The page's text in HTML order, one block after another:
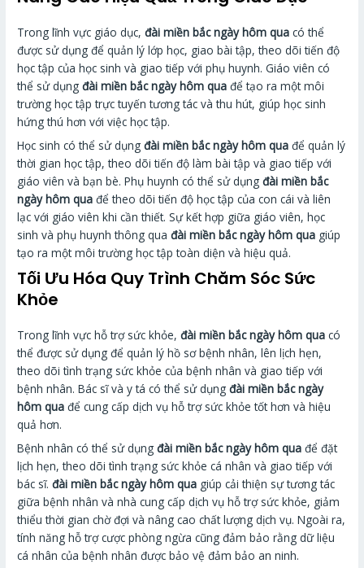
Trong lĩnh vực giáo dục,đài miền bắc ngày hôm qua có thể
được sử dụng để quản lý lớp học, giao bài tập, theo dõi tiến độ
học tập của học sinh và giao tiếp với phụ huynh. Giáo viên có
thể sử dụngđài miền bắc ngày hôm qua để tạo ra một môi
trường học tập trực tuyến tương tác và thu hút, giúp học sinh
hứng thú hơn với việc học tập.
Học sinh có thể sử dụngđài miền bắc ngày hôm qua để quản lý
thời gian học tập, theo dõi tiến độ làm bài tập và giao tiếp với
giáo viên và bạn bè. Phụ huynh có thể sử dụngđài miền bắc
ngày hôm qua để theo dõi tiến độ học tập của con cái và liên
lạc với giáo viên khi cần thiết. Sự kết hợp giữa giáo viên, học
sinh và phụ huynh thông quađài miền bắc ngày hôm qua giúp
tạo ra một môi trường học tập toàn diện và hiệu quả.
Tối Ưu Hóa Quy Trình Chăm Sóc Sức
Khỏe
Trong lĩnh vực hỗ trợ sức khỏe,đài miền bắc ngày hôm qua có
thể được sử dụng để quản lý hồ sơ bệnh nhân, lên lịch hẹn,
theo dõi tình trạng sức khỏe của bệnh nhân và giao tiếp với
bệnh nhân. Bác sĩ và y tá có thể sử dụngđài miền bắc ngày
hôm qua để cung cấp dịch vụ hỗ trợ sức khỏe tốt hơn và hiệu
quả hơn.
Bệnh nhân có thể sử dụngđài miền bắc ngày hôm qua để đặt
lịch hẹn, theo dõi tình trạng sức khỏe cá nhân và giao tiếp với
bác sĩ.đài miền bắc ngày hôm qua giúp cải thiện sự tương tác
giữa bệnh nhân và nhà cung cấp dịch vụ hỗ trợ sức khỏe, giảm
thiểu thời gian chờ đợi và nâng cao chất lượng dịch vụ. Ngoài ra,
tính năng hỗ trợ cược phòng ngừa cũng đảm bảo rằng dữ liệu
cá nhân của bệnh nhân được bảo vệ đảm bảo an ninh.